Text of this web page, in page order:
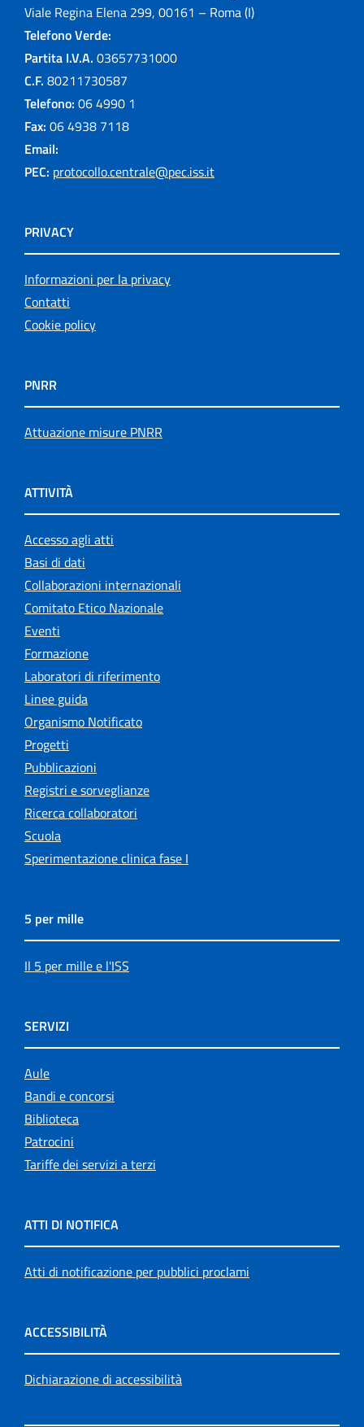
Viale Regina Elena 299, 00161 – Roma (I)
Telefono Verde:
Partita I.V.A. 03657731000
C.F. 80211730587
Telefono: 06 4990 1
Fax: 06 4938 7118
Email:
PEC: protocollo.centrale@pec.iss.it
PRIVACY
Informazioni per la privacy
Contatti
Cookie policy
PNRR
Attuazione misure PNRR
ATTIVITÀ
Accesso agli atti
Basi di dati
Collaborazioni internazionali
Comitato Etico Nazionale
Eventi
Formazione
Laboratori di riferimento
Linee guida
Organismo Notificato
Progetti
Pubblicazioni
Registri e sorveglianze
Ricerca collaboratori
Scuola
Sperimentazione clinica fase I
5 per mille
Il 5 per mille e l'ISS
SERVIZI
Aule
Bandi e concorsi
Biblioteca
Patrocini
Tariffe dei servizi a terzi
ATTI DI NOTIFICA
Atti di notificazione per pubblici proclami
ACCESSIBILITÀ
Dichiarazione di accessibilità